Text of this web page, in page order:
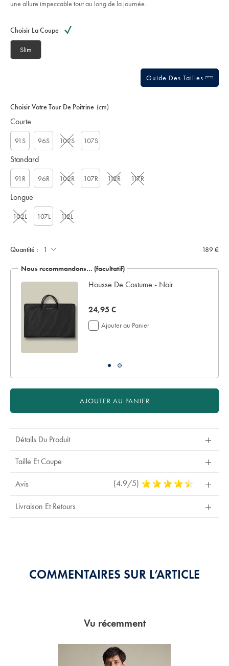
une allure impeccable tout au long de la journée.
Actions
cart
Choisir La Coupe
Slim
Guide Des Tailles
Choisir Votre Tour De Poitrine (cm)
Courte
91S 96S 102S 107S
Standard
91R 96R 102R 107R 112R 117R
Longue
102L 107L 112L
Quantité : 189 €
Nous recommandons… (facultatif)
Housse De Costume - Noir
now
24,95
€
24,95 €
Ajouter au Panier
AJOUTER AU PANIER
Détails Du Produit
Taille Et Coupe
Avis (4.9/5) 4,9
Livraison Et Retours
COMMENTAIRES SUR L’ARTICLE
Vu récemment